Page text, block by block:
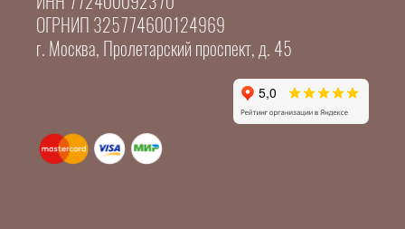
ОГРНИП 325774600124969
г. Москва, Пролетарский проспект, д. 45